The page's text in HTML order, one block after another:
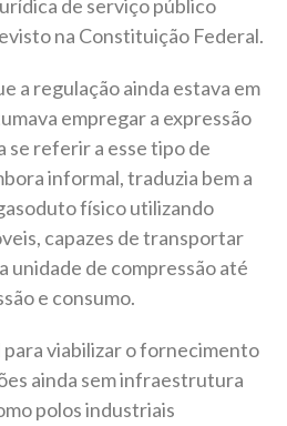
de serviço público
na Constituição Federal.
a regulação ainda estava em
empregar a expressão
se referir a esse tipo de
informal, traduzia bem a
físico utilizando
capazes de transportar
unidade de compressão até
e consumo.
viabilizar o fornecimento
ainda sem infraestrutura
polos industriais